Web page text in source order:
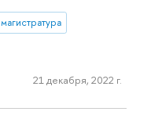
магистратура
21 декабря, 2022 г.